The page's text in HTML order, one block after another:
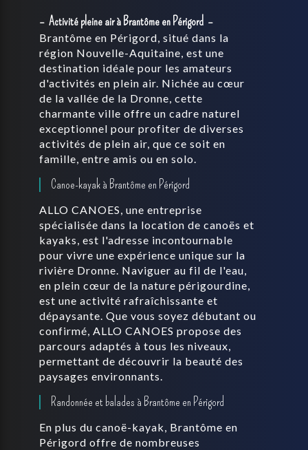
Activité pleine air à Brantôme en Périgord
Brantôme en Périgord, situé dans la
région Nouvelle-Aquitaine, est une
destination idéale pour les amateurs
d'activités en plein air. Nichée au cœur
de la vallée de la Dronne, cette
charmante ville offre un cadre naturel
exceptionnel pour profiter de diverses
activités de plein air, que ce soit en
famille, entre amis ou en solo.
Canoe-kayak à Brantôme en Périgord
ALLO CANOES, une entreprise
spécialisée dans la location de canoës et
kayaks, est l'adresse incontournable
pour vivre une expérience unique sur la
rivière Dronne. Naviguer au fil de l'eau,
en plein cœur de la nature périgourdine,
est une activité rafraîchissante et
dépaysante. Que vous soyez débutant ou
confirmé, ALLO CANOES propose des
parcours adaptés à tous les niveaux,
permettant de découvrir la beauté des
paysages environnants.
Randonnée et balades à Brantôme en Périgord
En plus du canoë-kayak, Brantôme en
Périgord offre de nombreuses